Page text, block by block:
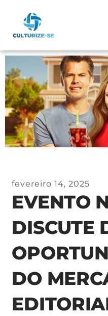
fevereiro 14, 2025
EVENTO
DISCUTE
DO